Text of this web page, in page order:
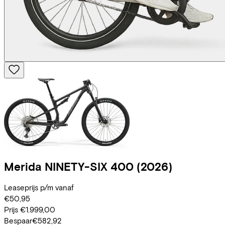
Merida NINETY-SIX 400 (2026)
Leaseprijs p/m vanaf
€50,95
Prijs €1.999,00
Bespaar€582,92